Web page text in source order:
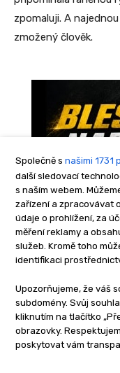
Společně s našimi 1731
další sledovací
s naším webem.
zařízení a zpracovávat
údaje o prohlížení, za
měření reklamy a
služeb. Kromě toho
identifikaci
Upozorňujeme, že váš
subdomény. Svůj
kliknutím na tlačítko
obrazovky.
poskytovat vám